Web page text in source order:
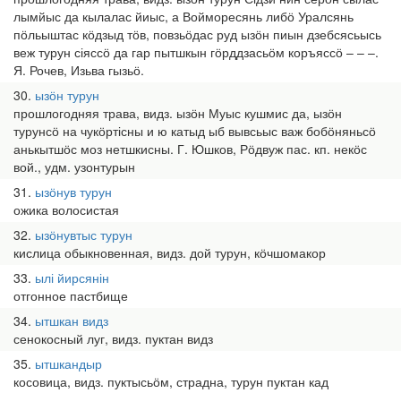
лымйыс да кылалас йиыс, а Войморесянь либӧ Уралсянь
пӧльыштас кӧдзыд тӧв, повзьӧдас руд ызӧн пиын дзебсясьысь
веж турун сіяссӧ да гар пытшкын гӧрддзасьӧм коръяссӧ – – –.
Я. Рочев, Изьва гызьӧ.
30 ызӧн турун
прошлогодняя трава, видз. ызӧн Муыс кушмис да, ызӧн
турунсӧ на чукӧртісны и ю катыд ыб вывсьыс важ бобӧняньсӧ
анькытшӧс моз нетшкисны. Г. Юшков, Рӧдвуж пас. кп. некӧс
вой., удм. узонтурын
31 ызӧнув турун
ожика волосистая
32 ызӧнувтыс турун
кислица обыкновенная, видз. дой турун, кӧчшомакор
33 ылі йирсянін
отгонное пастбище
34 ытшкан видз
сенокосный луг, видз. пуктан видз
35 ытшкандыр
косовица, видз. пуктысьӧм, страдна, турун пуктан кад